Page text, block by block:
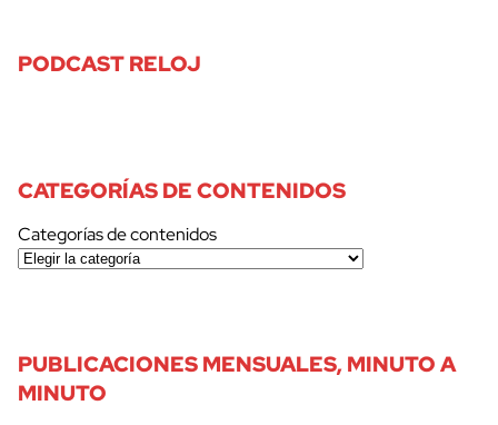
PODCAST RELOJ
CATEGORÍAS DE CONTENIDOS
Categorías de contenidos
PUBLICACIONES MENSUALES, MINUTO A
MINUTO